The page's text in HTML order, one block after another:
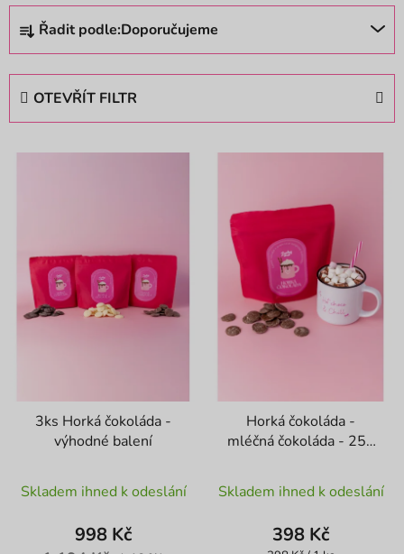
Ř
z
p
Řadit podle:Doporučujeme
OTEVŘÍT FILTR
V
3ks Horká čokoláda -
výhodné balení
Skladem ihned k odeslání
998 Kč
Horká čokoláda -
mléčná čokoláda - 250
Skladem ihned k odeslání
398 Kč